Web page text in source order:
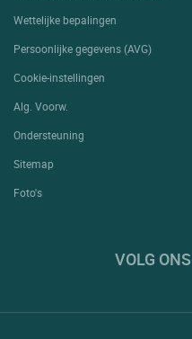
Wettelijke bepalingen
Persoonlijke gegevens (AVG)
Cookie-instellingen
Alg. Voorw.
Ondersteuning
Sitemap
Foto's
VOLG ONS